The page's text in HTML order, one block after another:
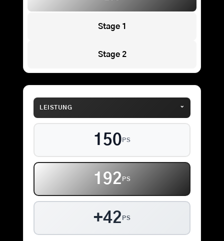
Stage 1
Stage 2
LEISTUNG ⌄
150 PS
192 PS
+42 PS